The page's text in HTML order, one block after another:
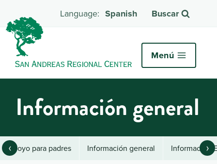
Spanish Buscar
Menú
Información general
Apoyo para padres Información general Información
‹ ›